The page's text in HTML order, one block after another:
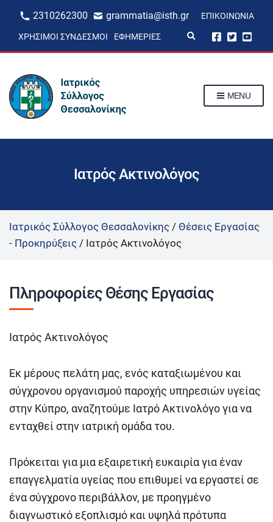
2310262300 grammatia@isth.gr ΕΠΙΚΟΙΝΩΝΊΑ
ΧΡΉΣΙΜΟΙ ΣΎΝΔΕΣΜΟΙ ΕΦΗΜΕΡΊΕΣ
p
m
MENU
Ιατρός Ακτινολόγος
Ιατρικός Σύλλογος Θεσσαλονίκης / Θέσεις Εργασίας
- Προκηρύξεις / Ιατρός Ακτινολόγος
Πληροφορίες Θέσης Εργασίας
Ιατρός Ακτινολόγος
Εκ μέρους πελάτη μας, ενός καταξιωμένου και
σύγχρονου οργανισμού παροχής υπηρεσιών υγείας
στην Κύπρο, αναζητούμε Ιατρό Ακτινολόγο για να
ενταχθεί στην ιατρική ομάδα του.
Πρόκειται για μια εξαιρετική ευκαιρία για έναν
επαγγελματία υγείας που επιθυμεί να εργαστεί σε
ένα σύγχρονο περιβάλλον, με προηγμένο
διαγνωστικό εξοπλισμό και υψηλά πρότυπα